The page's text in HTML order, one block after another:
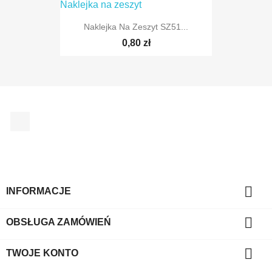
Naklejka Na Zeszyt SZ51...
0,80 zł
INFORMACJE 
OBSŁUGA ZAMÓWIEŃ 
TWOJE KONTO 